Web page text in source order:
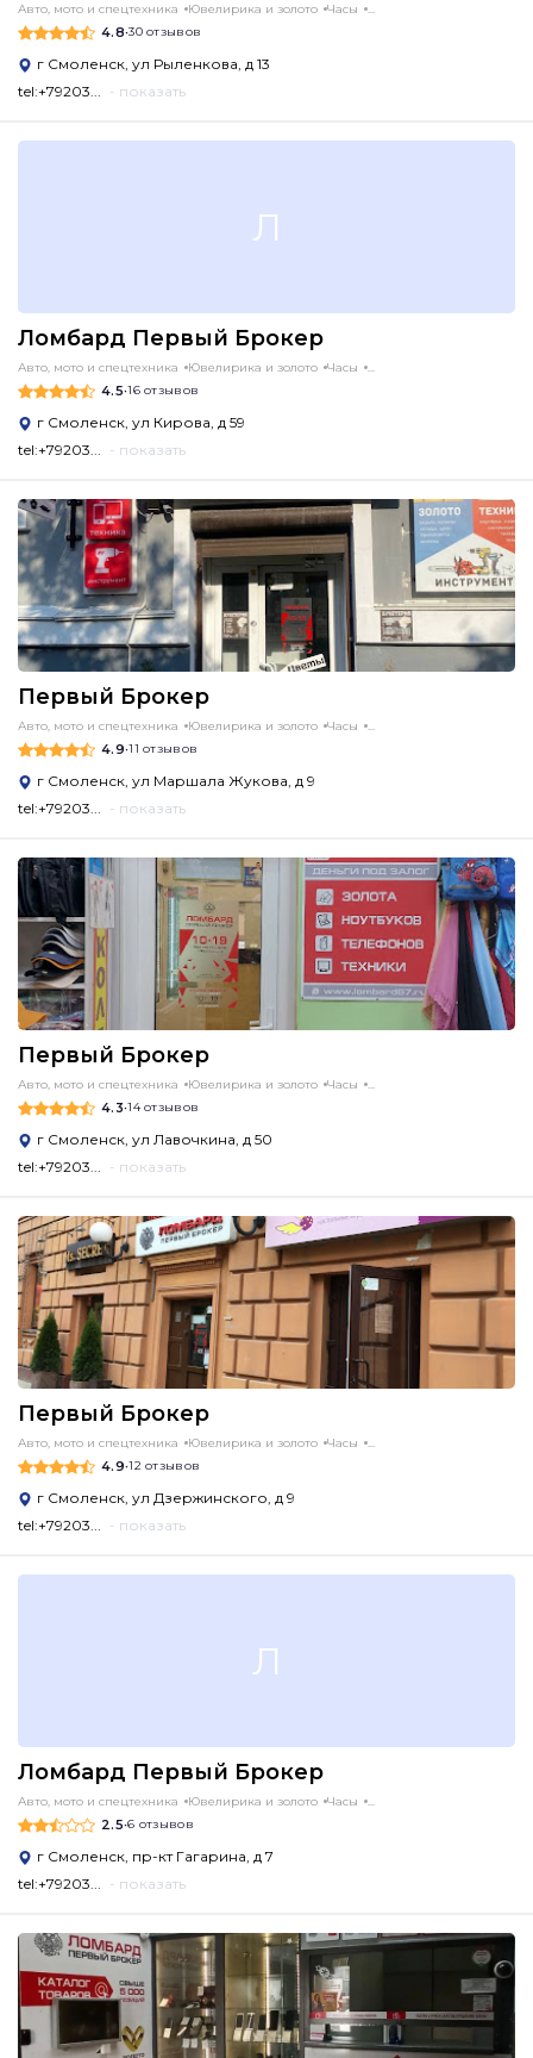
Авто, мото и спецтехника Ювелирика и золото Часы ...
4.8•30 отзывов
г Смоленск, ул Рыленкова, д 13
tel:+79203... - показать
Л
Ломбард Первый Брокер
Авто, мото и спецтехника Ювелирика и золото Часы ...
4.5•16 отзывов
г Смоленск, ул Кирова, д 59
tel:+79203... - показать
Первый Брокер
Авто, мото и спецтехника Ювелирика и золото Часы ...
4.9•11 отзывов
г Смоленск, ул Маршала Жукова, д 9
tel:+79203... - показать
Первый Брокер
Авто, мото и спецтехника Ювелирика и золото Часы ...
4.3•14 отзывов
г Смоленск, ул Лавочкина, д 50
tel:+79203... - показать
Первый Брокер
Авто, мото и спецтехника Ювелирика и золото Часы ...
4.9•12 отзывов
г Смоленск, ул Дзержинского, д 9
tel:+79203... - показать
Л
Ломбард Первый Брокер
Авто, мото и спецтехника Ювелирика и золото Часы ...
2.5•6 отзывов
г Смоленск, пр-кт Гагарина, д 7
tel:+79203... - показать